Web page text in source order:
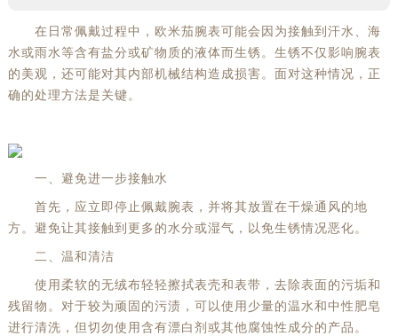
在日常佩戴过程中，欧米茄腕表可能会因为接触到汗水、海
水或雨水等含有盐分或矿物质的液体而生锈。生锈不仅影响腕表
的美观，还可能对其内部机械结构造成损害。面对这种情况，正
确的处理方法是关键。
一、避免进一步接触水
首先，应立即停止佩戴腕表，并将其放置在干燥通风的地
方。避免让其接触到更多的水分或湿气，以免生锈情况恶化。
二、温和清洁
使用柔软的无绒布轻轻擦拭表壳和表带，去除表面的污垢和
残留物。对于较为顽固的污渍，可以使用少量的温水和中性肥皂
进行清洗，但切勿使用含有漂白剂或其他腐蚀性成分的产品。